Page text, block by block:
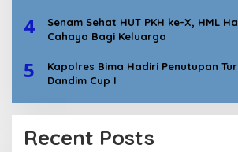
4
Senam Sehat HUT PKH ke-X, HML
Cahaya Bagi Keluarga
5
Kapolres Bima Hadiri Penutupan
Dandim Cup I
Recent Posts